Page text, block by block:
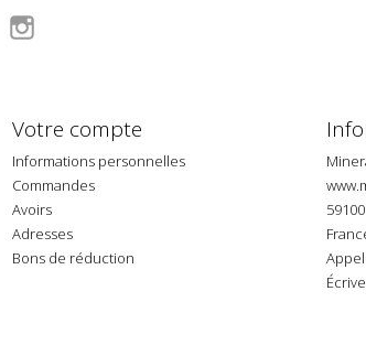
Facebook
Votre compte
Informations personnelles
Commandes
Avoirs
Adresses
Bons de réduction